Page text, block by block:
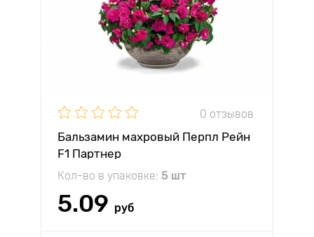
0 отзывов
Бальзамин махровый Перпл Рейн
F1 Партнер
Кол-во в упаковке: 5 шт
5.09 руб